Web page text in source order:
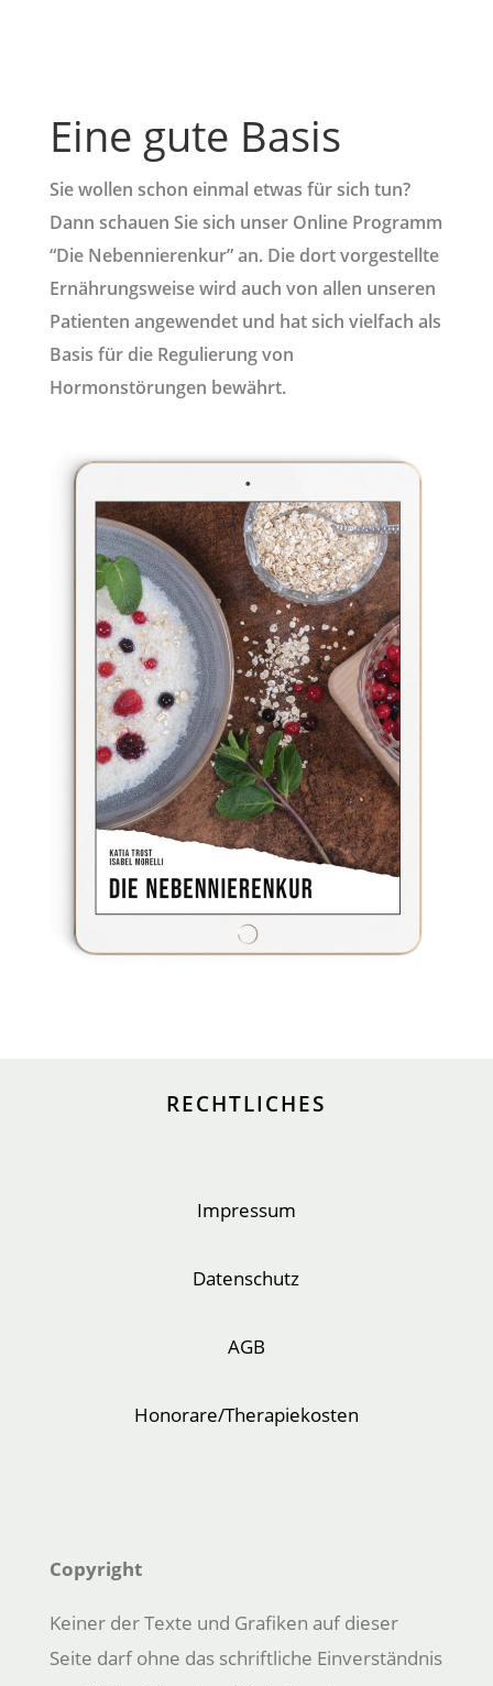
Eine gute Basis
Sie wollen schon einmal etwas für sich tun?
Dann schauen Sie sich unser Online Programm
“Die Nebennierenkur” an. Die dort vorgestellte
Ernährungsweise wird auch von allen unseren
Patienten angewendet und hat sich vielfach als
Basis für die Regulierung von
Hormonstörungen bewährt.
RECHTLICHES
Impressum
Datenschutz
AGB
Honorare/Therapiekosten
Copyright
Keiner der Texte und Grafiken auf dieser
Seite darf ohne das schriftliche Einverständnis